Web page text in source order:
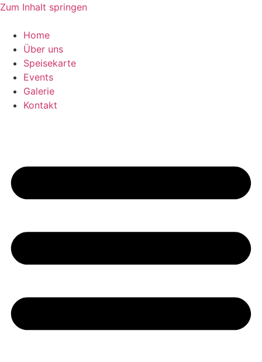
Zum Inhalt springen
Home
Über uns
Speisekarte
Events
Galerie
Kontakt